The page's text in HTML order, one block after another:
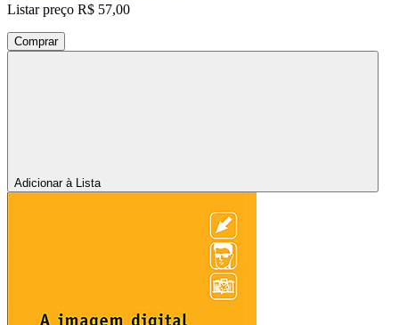
Listar preço R$ 57,00
Comprar
Adicionar à Lista